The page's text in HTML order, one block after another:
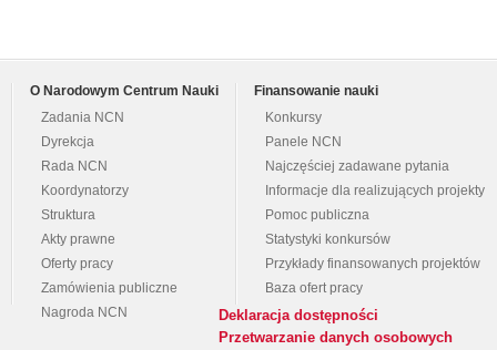
O Narodowym Centrum Nauki
Zadania NCN
Dyrekcja
Rada NCN
Koordynatorzy
Struktura
Akty prawne
Oferty pracy
Zamówienia publiczne
Nagroda NCN
Finansowanie nauki
Konkursy
Panele NCN
Najczęściej zadawane pytania
Informacje dla realizujących projekty
Pomoc publiczna
Statystyki konkursów
Przykłady finansowanych projektów
Baza ofert pracy
Deklaracja dostępności
Przetwarzanie danych osobowych